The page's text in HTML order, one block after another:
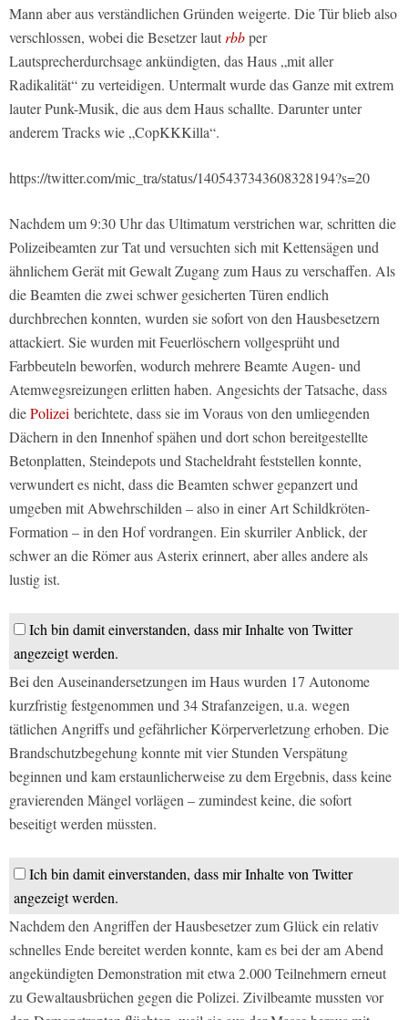
Mann aber aus verständlichen Gründen weigerte. Die Tür blieb also
verschlossen, wobei die Besetzer laut rbbper
Lautsprecherdurchsage ankündigten, das Haus „mit aller
Radikalität“ zu verteidigen. Untermalt wurde das Ganze mit extrem
lauter Punk-Musik, die aus dem Haus schallte. Darunter unter
anderem Tracks wie „CopKKKilla“.
https://twitter.com/mic_tra/status/1405437343608328194?s=20
Nachdem um 9:30 Uhr das Ultimatum verstrichen war, schritten die
Polizeibeamten zur Tat und versuchten sich mit Kettensägen und
ähnlichem Gerät mit Gewalt Zugang zum Haus zu verschaffen. Als
die Beamten die zwei schwer gesicherten Türen endlich
durchbrechen konnten, wurden sie sofort von den Hausbesetzern
attackiert. Sie wurden mit Feuerlöschern vollgesprüht und
Farbbeuteln beworfen, wodurch mehrere Beamte Augen- und
Atemwegsreizungen erlitten haben. Angesichts der Tatsache, dass
diePolizei berichtete, dass sie im Voraus von den umliegenden
Dächern in den Innenhof spähen und dort schon bereitgestellte
Betonplatten, Steindepots und Stacheldraht feststellen konnte,
verwundert es nicht, dass die Beamten schwer gepanzert und
umgeben mit Abwehrschilden – also in einer Art Schildkröten-
Formation – in den Hof vordrangen. Ein skurriler Anblick, der
schwer an die Römer aus Asterix erinnert, aber alles andere als
lustig ist.
Ich bin damit einverstanden, dass mir Inhalte von Twitter
angezeigt werden.
Bei den Auseinandersetzungen im Haus wurden 17 Autonome
kurzfristig festgenommen und 34 Strafanzeigen, u.a. wegen
tätlichen Angriffs und gefährlicher Körperverletzung erhoben. Die
Brandschutzbegehung konnte mit vier Stunden Verspätung
beginnen und kam erstaunlicherweise zu dem Ergebnis, dass keine
gravierenden Mängel vorlägen – zumindest keine, die sofort
beseitigt werden müssten.
Ich bin damit einverstanden, dass mir Inhalte von Twitter
angezeigt werden.
Nachdem den Angriffen der Hausbesetzer zum Glück ein relativ
schnelles Ende bereitet werden konnte, kam es bei der am Abend
angekündigten Demonstration mit etwa 2.000 Teilnehmern erneut
zu Gewaltausbrüchen gegen die Polizei. Zivilbeamte mussten vor